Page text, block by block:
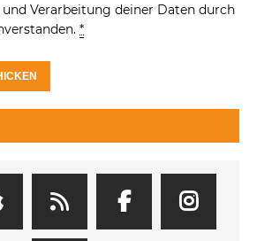
Verarbeitung deiner Daten durch
*